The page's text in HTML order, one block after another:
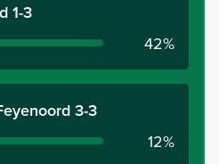
1-3
42%
3-3
12%